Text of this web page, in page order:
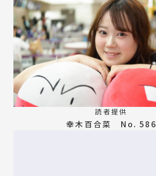
読者提供
幸木百合菜 No. 586